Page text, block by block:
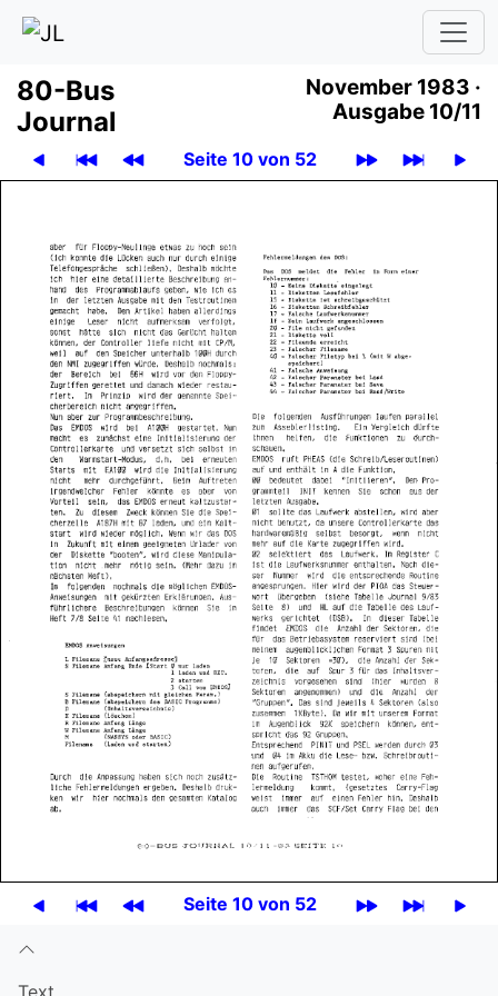
80-Bus
Journal
November 1983 ·
Ausgabe 10/11
Seite 10 von 52
Seite 10 von 52